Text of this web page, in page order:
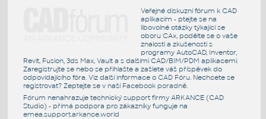
Veřejné diskuzní fórum k CAD
aplikacím - ptejte se na
libovolné otázky týkající se
oboru CAx, podělte se o vaše
znalosti a zkušenosti s
programy AutoCAD, Inventor,
Revit, Fusion, 3ds Max, Vault a s dalšími CAD/BIM/PDM aplikacemi.
Zaregistrujte se nebo se přihlašte a zašlete váš příspěvek do
odpovídajícího fóra. Viz další informace o CAD Fóru. Nechcete se
registrovat? Zeptejte se v naší Facebook poradně.
Fórum nenahrazuje technický support firmy ARKANCE (CAD
Studio) - přímá podpora pro zákazníky funguje na
emea.support.arkance.world